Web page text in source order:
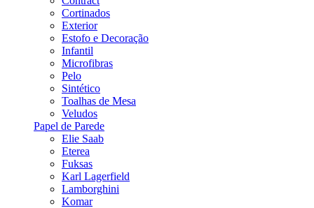
Cortinados
Exterior
Estofo e Decoração
Infantil
Microfibras
Pelo
Sintético
Toalhas de Mesa
Veludos
Papel de Parede
Elie Saab
Eterea
Fuksas
Karl Lagerfield
Lamborghini
Komar